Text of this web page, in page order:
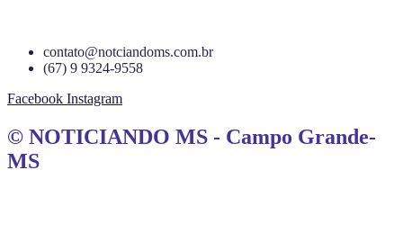
contato@notciandoms.com.br
(67) 9 9324-9558
Facebook Instagram
© NOTICIANDO MS - Campo Grande-
MS